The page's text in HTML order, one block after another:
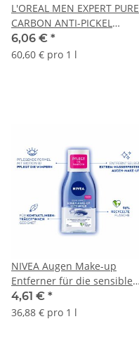
L'OREAL MEN EXPERT PURE
CARBON ANTI-PICKEL
WASCHGEL 3IN1 (100ml
Tube)
6,06 € *
60,60 € pro 1 l
NIVEA Augen Make-up
Entferner für die sensible
Augenpartie (125ml Flasche)
4,61 € *
36,88 € pro 1 l